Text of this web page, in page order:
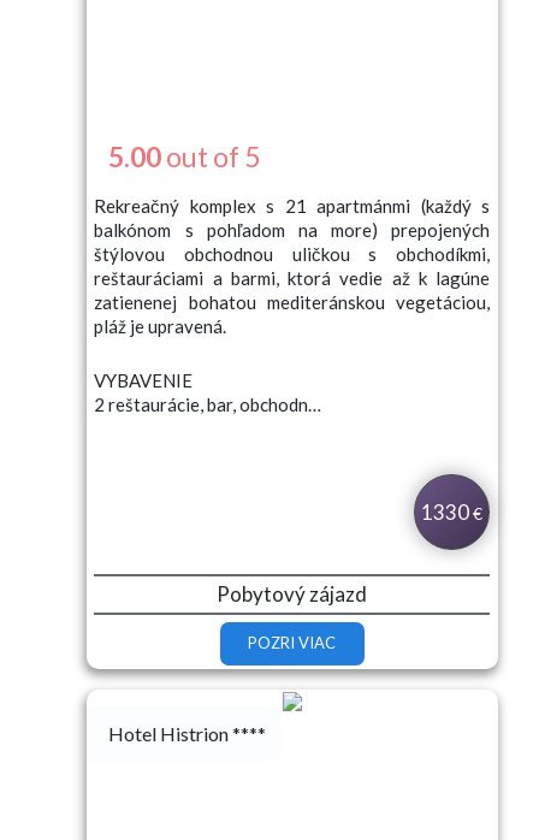
5.00out of 5
Rekreačný komplex s 21 apartmánmi (každý s
balkónom s pohľadom na more) prepojených
štýlovou obchodnou uličkou s obchodíkmi,
reštauráciami a barmi, ktorá vedie až k lagúne
zatienenej bohatou mediteránskou vegetáciou,
pláž je upravená.
VYBAVENIE
2 reštaurácie, bar, obchodn…
1330€
Pobytový zájazd
POZRI VIAC
Hotel Histrion ****